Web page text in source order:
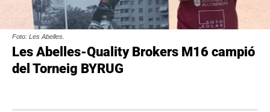
Foto: Les Abelles.
Les Abelles-Quality Brokers M16 campió
del Torneig BYRUG